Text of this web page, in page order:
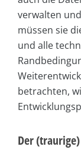
verwalten
müssen sie
und alle
betrachten,
Der